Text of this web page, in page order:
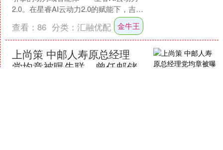
2.0。在星睿AI云动力2.0的赋能下，吉利
雷神超级电混实现节能、性能、安全等
全维度升....
查看： 86 分类： 汇融优配 金牛王
上尚策 中邮人寿原总经理
党均章被曝失联，曾任邮储